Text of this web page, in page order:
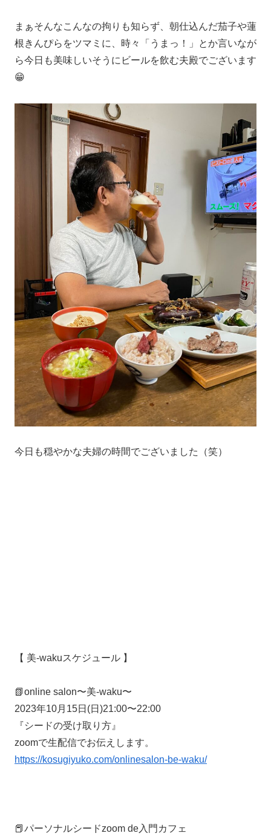
まぁそんなこんなの拘りも知らず、朝仕込んだ茄子や蓮
根きんぴらをツマミに、時々「うまっ！」とか言いなが
ら今日も美味しいそうにビールを飲む夫殿でございます
😁
今日も穏やかな夫婦の時間でございました（笑）
【 美-wakuスケジュール 】
📗online salon〜美-waku〜
2023年10月15日(日)21:00〜22:00
『シードの受け取り方』
zoomで生配信でお伝えします。
https://kosugiyuko.com/onlinesalon-be-waku/
📕パーソナルシードzoom de入門カフェ